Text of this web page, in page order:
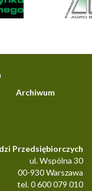
Archiwum
Przedsiębiorczych
ul. Wspólna 30
00-930 Warszawa
tel. 0 600 079 010